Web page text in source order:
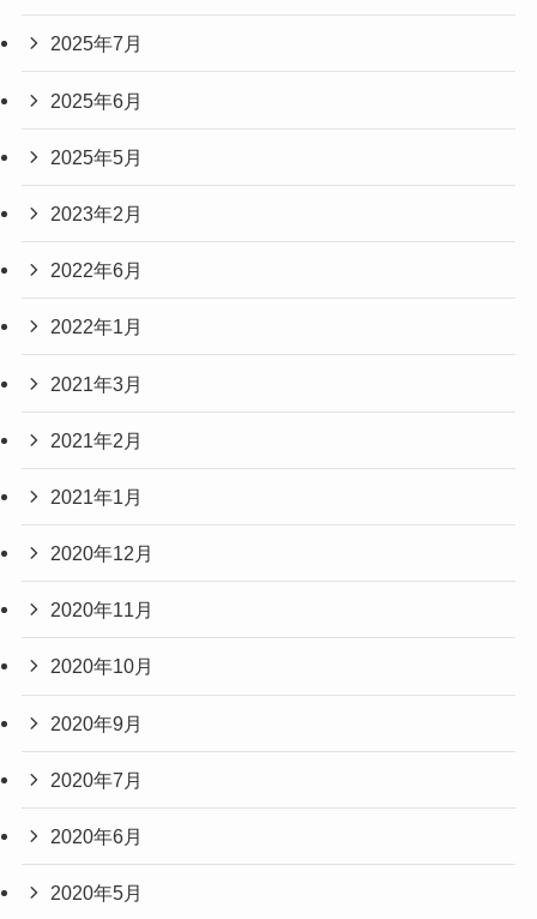
2025年7月
2025年6月
2025年5月
2023年2月
2022年6月
2022年1月
2021年3月
2021年2月
2021年1月
2020年12月
2020年11月
2020年10月
2020年9月
2020年7月
2020年6月
2020年5月